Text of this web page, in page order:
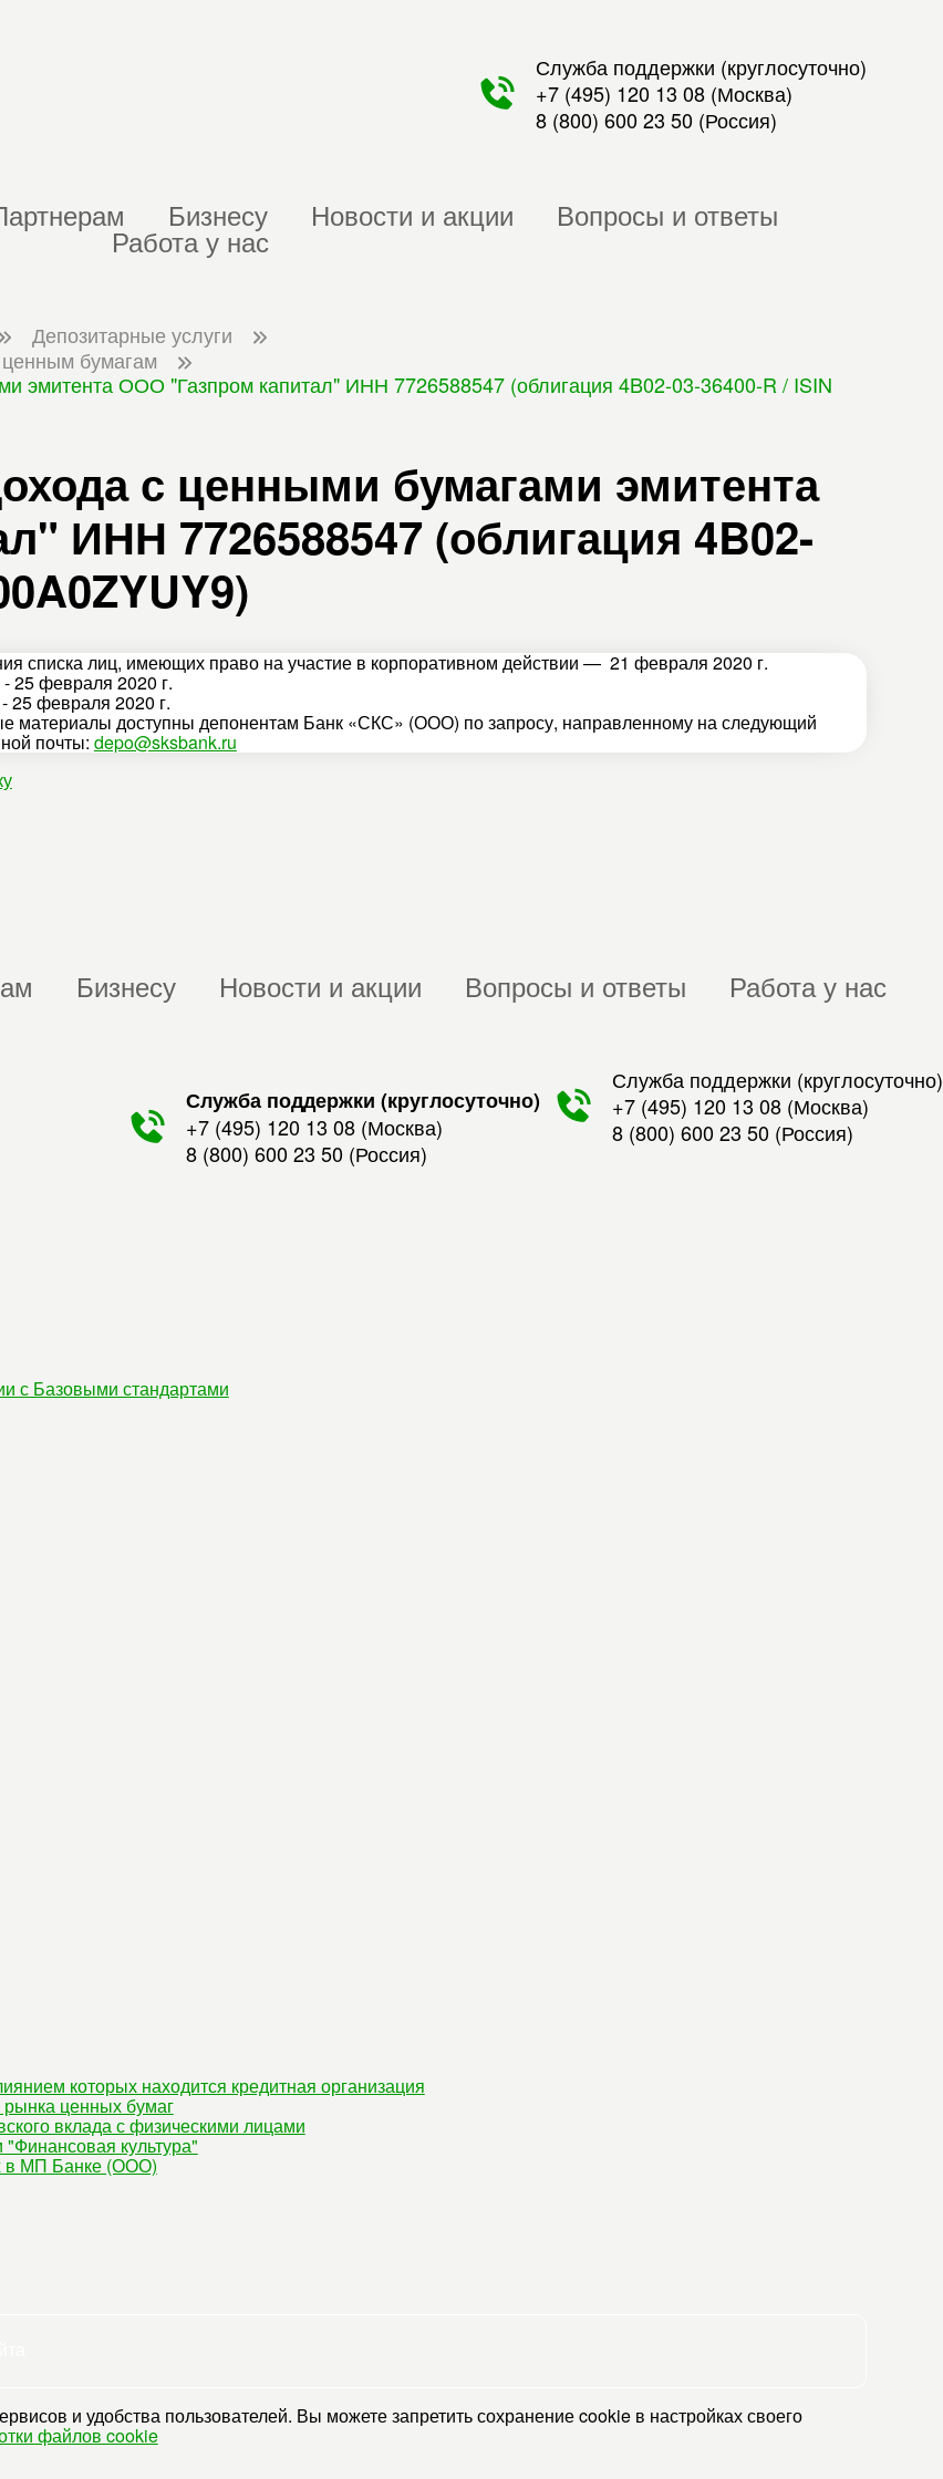
Служба поддержки (круглосуточно)
+7 (495) 120 13 08 (Москва)
8 (800) 600 23 50 (Россия)
Бизнесу Новости и акции Вопросы и ответы
Работа у нас
Депозитарные услуги
бумагам
эмитента ООО "Газпром капитал" ИНН 7726588547 (облигация 4B02-03-36400-R / ISIN
с ценными бумагами эмитента
ИНН 7726588547 (облигация 4B02-
списка лиц, имеющих право на участие в корпоративном действии — 21 февраля 2020 г.
25 февраля 2020 г.
25 февраля 2020 г.
материалы доступны депонентам Банк «СКС» (ООО) по запросу, направленному на следующий
почты: depo@sksbank.ru
Бизнесу Новости и акции Вопросы и ответы Работа у нас
Служба поддержки (круглосуточно)
+7 (495) 120 13 08 (Москва)
8 (800) 600 23 50 (Россия)
Служба поддержки (круглосуточно)
+7 (495) 120 13 08 (Москва)
8 (800) 600 23 50 (Россия)
с Базовыми стандартами
которых находится кредитная организация
ценных бумаг
вклада с физическими лицами
культура"
в МП Банке (ООО)
и удобства пользователей. Вы можете запретить сохранение cookie в настройках своего
файлов cookie